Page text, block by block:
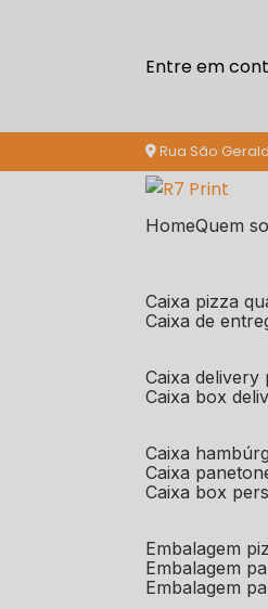
Entre em
Rua São
Home Quem
caixa pizza
caixa de
caixa
caixa box
caixa
caixa
caixa box
embalagem
embalagem
embalagem